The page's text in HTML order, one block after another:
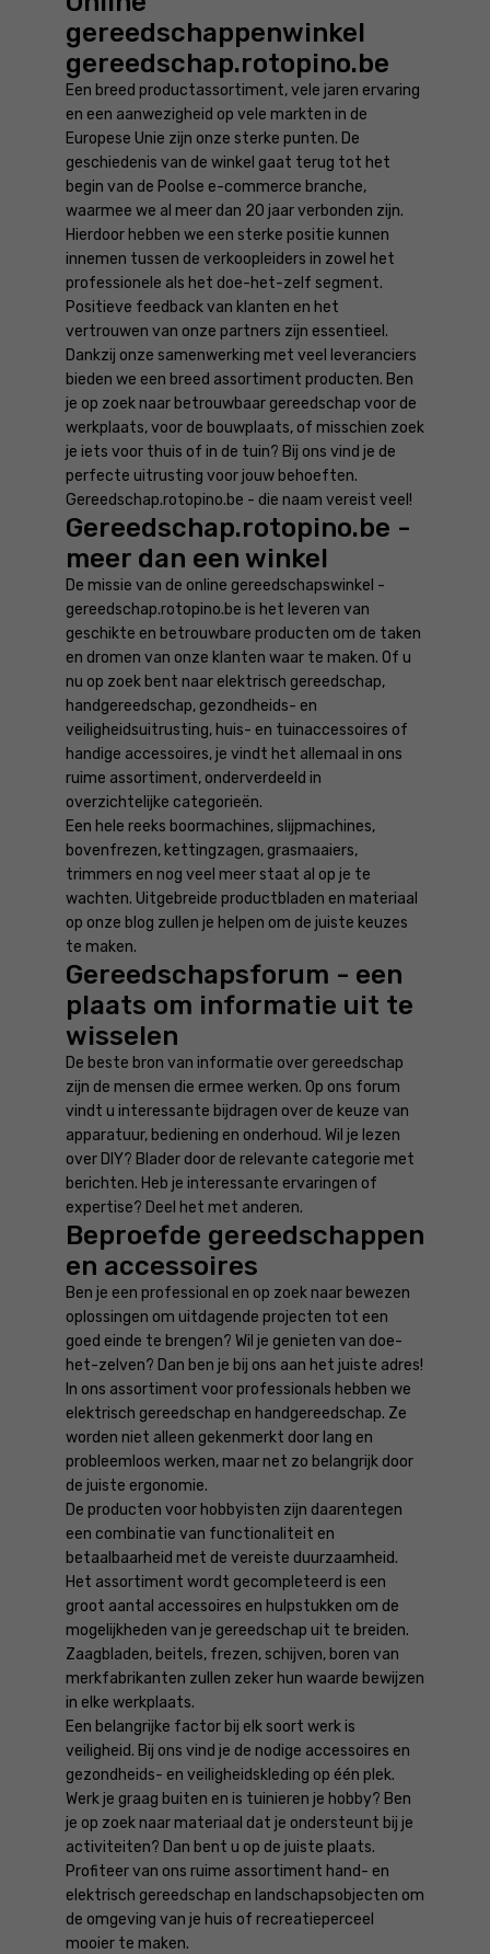
gereedschappenwinkel
gereedschap.rotopino.be
Een breed productassortiment, vele jaren ervaring
en een aanwezigheid op vele markten in de
Europese Unie zijn onze sterke punten. De
geschiedenis van de winkel gaat terug tot het
begin van de Poolse e-commerce branche,
waarmee we al meer dan 20 jaar verbonden zijn.
Hierdoor hebben we een sterke positie kunnen
innemen tussen de verkoopleiders in zowel het
professionele als het doe-het-zelf segment.
Positieve feedback van klanten en het
vertrouwen van onze partners zijn essentieel.
Dankzij onze samenwerking met veel leveranciers
bieden we een breed assortiment producten. Ben
je op zoek naar betrouwbaar gereedschap voor de
werkplaats, voor de bouwplaats, of misschien zoek
je iets voor thuis of in de tuin? Bij ons vind je de
perfecte uitrusting voor jouw behoeften.
Gereedschap.rotopino.be - die naam vereist veel!
Gereedschap.rotopino.be -
meer dan een winkel
De missie van de online gereedschapswinkel -
gereedschap.rotopino.be is het leveren van
geschikte en betrouwbare producten om de taken
en dromen van onze klanten waar te maken. Of u
nu op zoek bent naar elektrisch gereedschap,
handgereedschap, gezondheids- en
veiligheidsuitrusting, huis- en tuinaccessoires of
handige accessoires, je vindt het allemaal in ons
ruime assortiment, onderverdeeld in
overzichtelijke categorieën.
Een hele reeks boormachines, slijpmachines,
bovenfrezen, kettingzagen, grasmaaiers,
trimmers en nog veel meer staat al op je te
wachten. Uitgebreide productbladen en materiaal
op onze blog zullen je helpen om de juiste keuzes
te maken.
Gereedschapsforum - een
plaats om informatie uit te
wisselen
De beste bron van informatie over gereedschap
zijn de mensen die ermee werken. Op ons forum
vindt u interessante bijdragen over de keuze van
apparatuur, bediening en onderhoud. Wil je lezen
over DIY? Blader door de relevante categorie met
berichten. Heb je interessante ervaringen of
expertise? Deel het met anderen.
Beproefde gereedschappen
en accessoires
Ben je een professional en op zoek naar bewezen
oplossingen om uitdagende projecten tot een
goed einde te brengen? Wil je genieten van doe-
het-zelven? Dan ben je bij ons aan het juiste adres!
In ons assortiment voor professionals hebben we
elektrisch gereedschap en handgereedschap. Ze
worden niet alleen gekenmerkt door lang en
probleemloos werken, maar net zo belangrijk door
de juiste ergonomie.
De producten voor hobbyisten zijn daarentegen
een combinatie van functionaliteit en
betaalbaarheid met de vereiste duurzaamheid.
Het assortiment wordt gecompleteerd is een
groot aantal accessoires en hulpstukken om de
mogelijkheden van je gereedschap uit te breiden.
Zaagbladen, beitels, frezen, schijven, boren van
merkfabrikanten zullen zeker hun waarde bewijzen
in elke werkplaats.
Een belangrijke factor bij elk soort werk is
veiligheid. Bij ons vind je de nodige accessoires en
gezondheids- en veiligheidskleding op één plek.
Werk je graag buiten en is tuinieren je hobby? Ben
je op zoek naar materiaal dat je ondersteunt bij je
activiteiten? Dan bent u op de juiste plaats.
Profiteer van ons ruime assortiment hand- en
elektrisch gereedschap en landschapsobjecten om
de omgeving van je huis of recreatieperceel
mooier te maken.